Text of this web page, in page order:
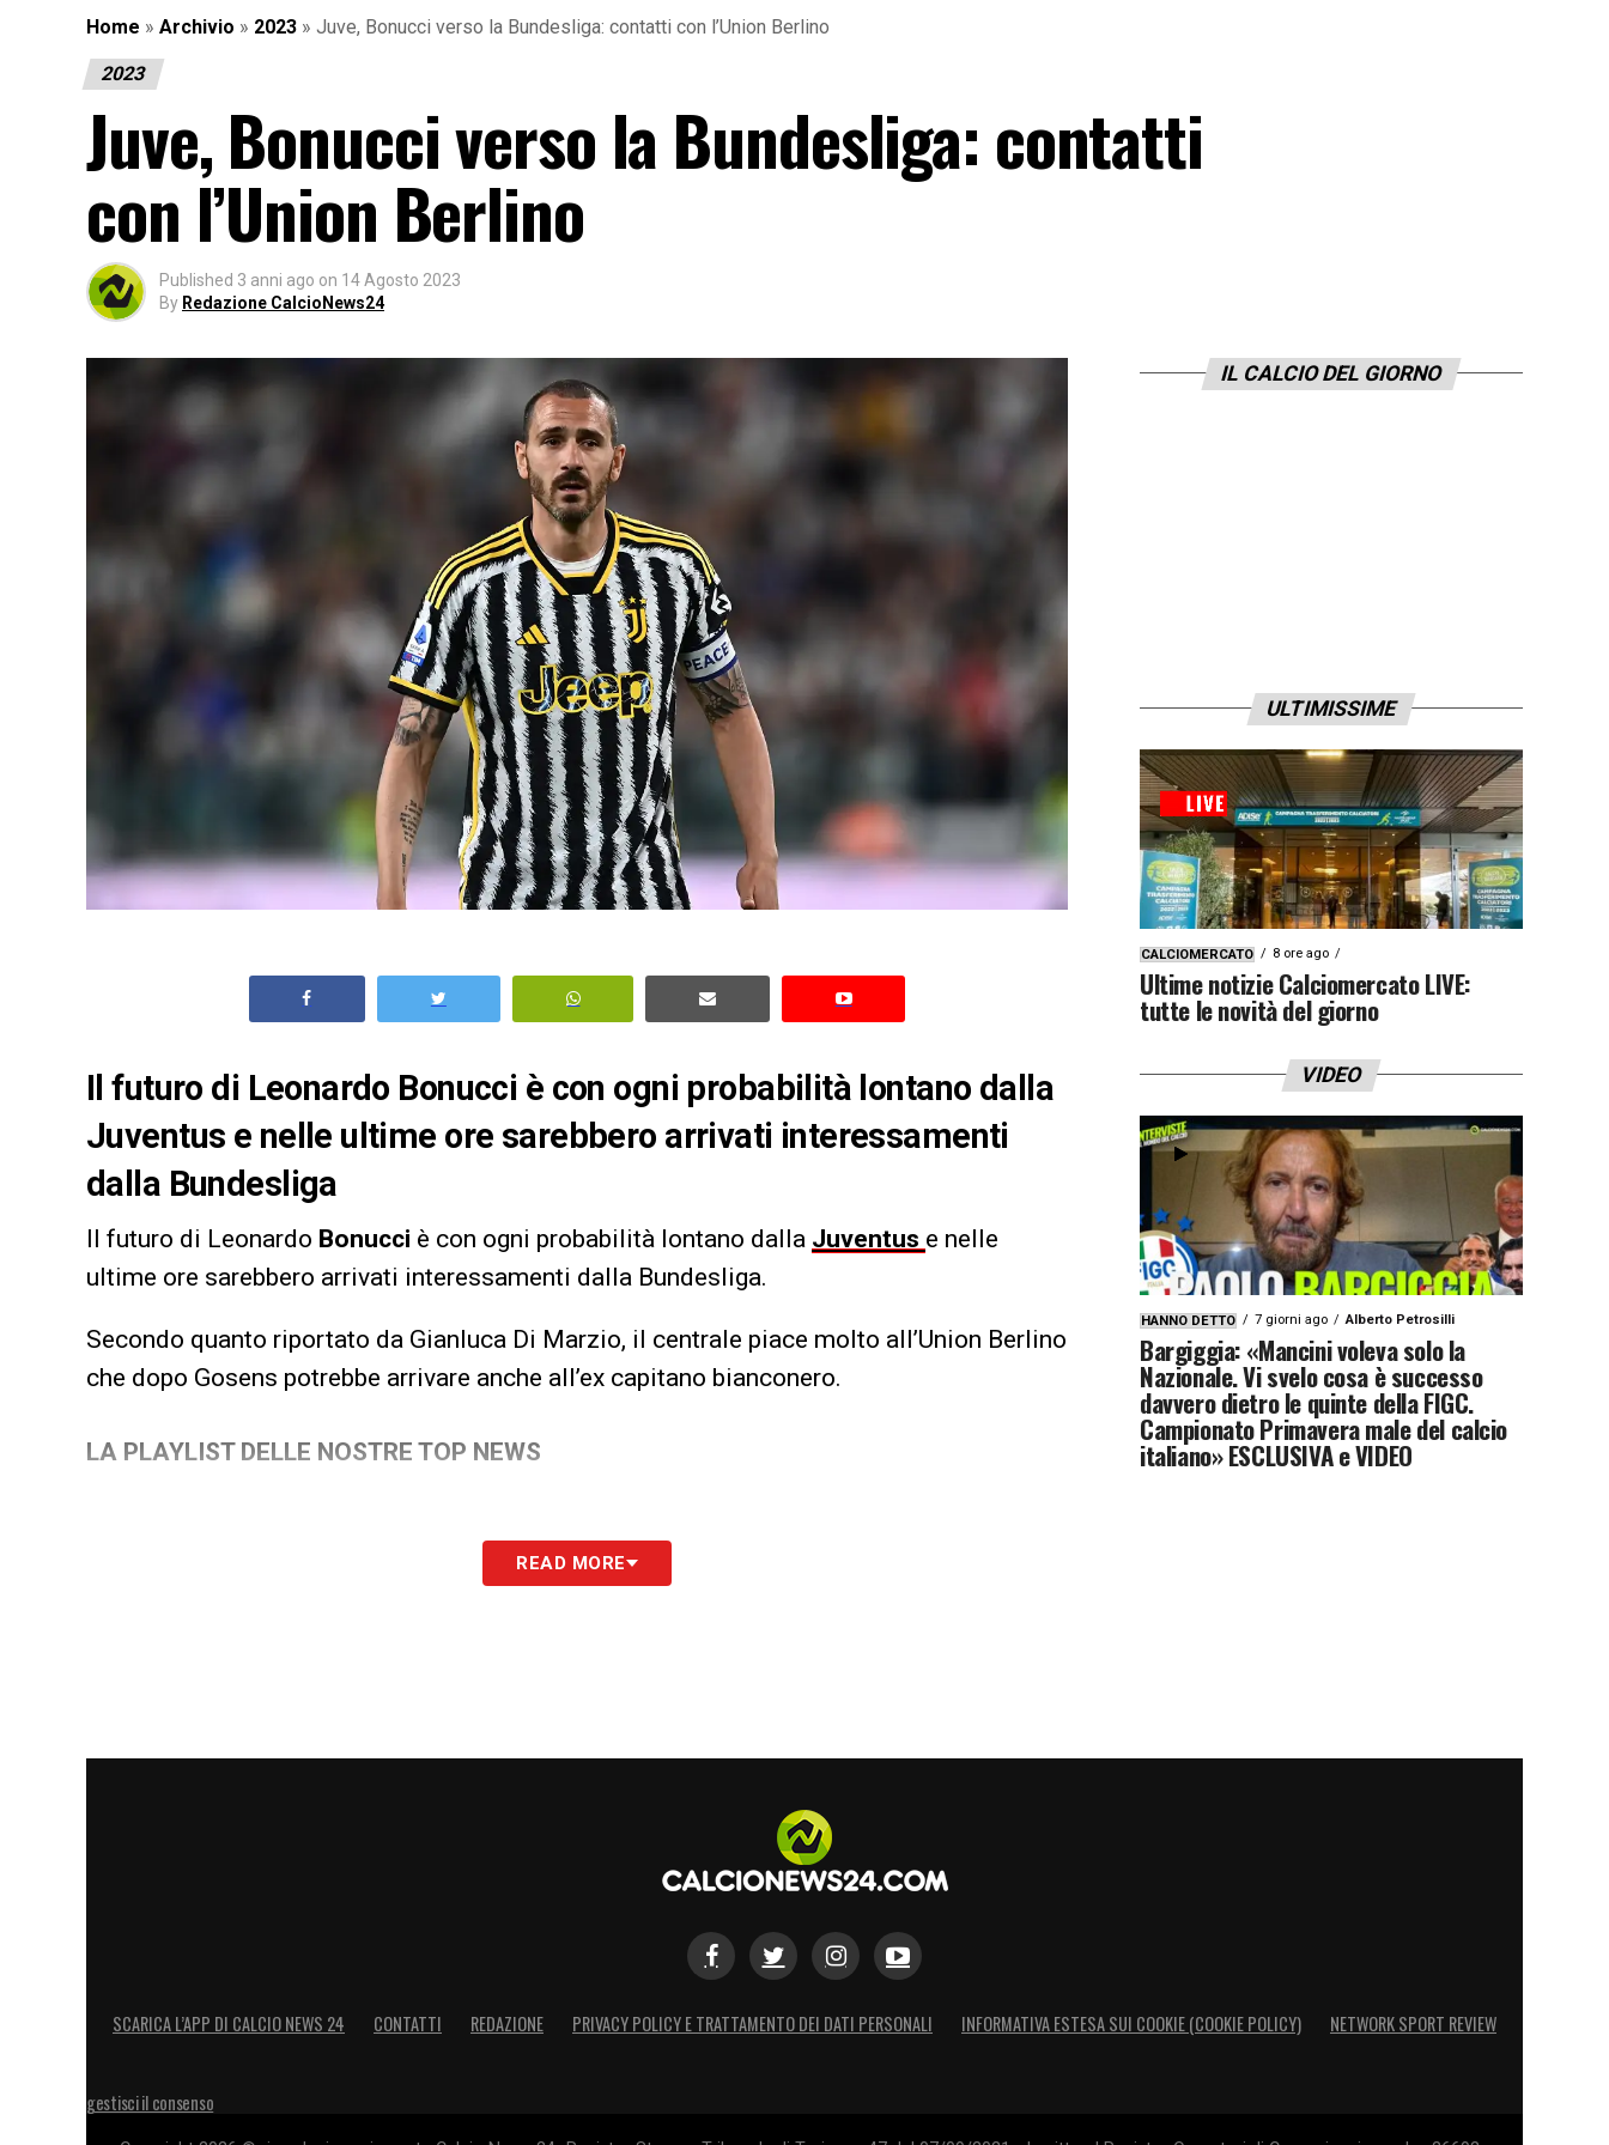
Home » Archivio » 2023 » Juve, Bonucci verso la Bundesliga: contatti con l’Union Berlino
2023
Juve, Bonucci verso la Bundesliga: contatti
con l’Union Berlino
Published 3 anni ago on 14 Agosto 2023
By Redazione CalcioNews24
Il futuro di Leonardo Bonucci è con ogni probabilità lontano dalla
Juventus e nelle ultime ore sarebbero arrivati interessamenti
dalla Bundesliga
Il futuro di Leonardo Bonucci è con ogni probabilità lontano dalla Juventus e nelle
ultime ore sarebbero arrivati interessamenti dalla Bundesliga.
Secondo quanto riportato da Gianluca Di Marzio, il centrale piace molto all’Union Berlino
che dopo Gosens potrebbe arrivare anche all’ex capitano bianconero.
LA PLAYLIST DELLE NOSTRE TOP NEWS
READ MORE
IL CALCIO DEL GIORNO
ULTIMISSIME
CALCIOMERCATO 8 ore ago
Ultime notizie Calciomercato LIVE:
tutte le novità del giorno
VIDEO
HANNO DETTO 7 giorni ago Alberto Petrosilli
Bargiggia: «Mancini voleva solo la
Nazionale. Vi svelo cosa è successo
davvero dietro le quinte della FIGC.
Campionato Primavera male del calcio
italiano» ESCLUSIVA e VIDEO
SCARICA L’APP DI CALCIO NEWS 24 CONTATTI REDAZIONE PRIVACY POLICY E TRATTAMENTO DEI DATI PERSONALI INFORMATIVA ESTESA SUI COOKIE (COOKIE POLICY) NETWORK SPORT REVIEW
gestisci il consenso